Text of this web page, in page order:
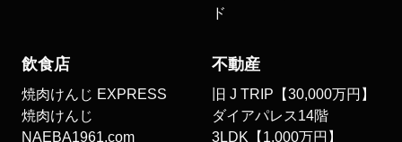
ド
飲食店
焼肉けんじ EXPRESS
焼肉けんじ
NAEBA1961.com
不動産
旧 J TRIP【30,000万円】
ダイアパレス14階
3LDK【1,000万円】